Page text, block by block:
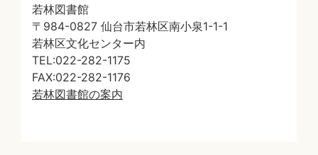
若林図書館
〒984-0827 仙台市若林区南小泉1-1-1
若林区文化センター内
TEL:022-282-1175
FAX:022-282-1176
若林図書館の案内